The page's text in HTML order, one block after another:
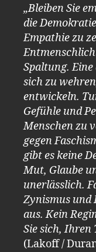
„Bleiben Sie
die
Empathie zu
Spaltung.
sich zu
entwickeln.
Gefühle und
Menschen zu
gegen
gibt es keine
Mut, Glaube
unerlässlich.
Zynismus und
aus. Kein
Sie sich, Ihren
(Lakoff /